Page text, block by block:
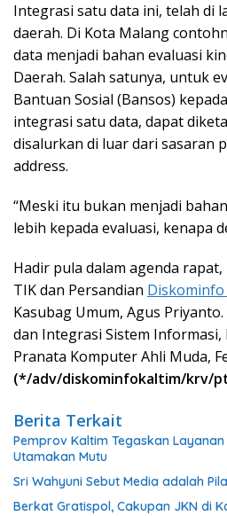
Integrasi satu data ini, telah di
daerah. Di Kota Malang
data menjadi bahan evaluasi
Daerah. Salah satunya, untuk
Bantuan Sosial (Bansos)
integrasi satu data, dapat
disalurkan di luar dari sasaran
address.
“Meski itu bukan menjadi
lebih kepada evaluasi, kenapa
Hadir pula dalam agenda rapat,
TIK dan Persandian Diskominfo
Kasubag Umum, Agus
dan Integrasi Sistem Informasi,
Pranata Komputer Ahli Muda,
(*/adv/diskominfokaltim/krv/
Berita Terkait
Pemprov Kaltim Tegaskan
Utamakan Mutu
Sri Wahyuni Sebut Media adalah
Berkat Gratispol, Cakupan JKN di